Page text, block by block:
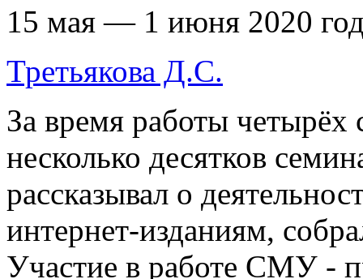
15 мая — 1 июня 2020
Третьякова Д.С.
За время работы
несколько десятков
рассказывал о
интернет-изданиям,
Участие в работе СМУ -